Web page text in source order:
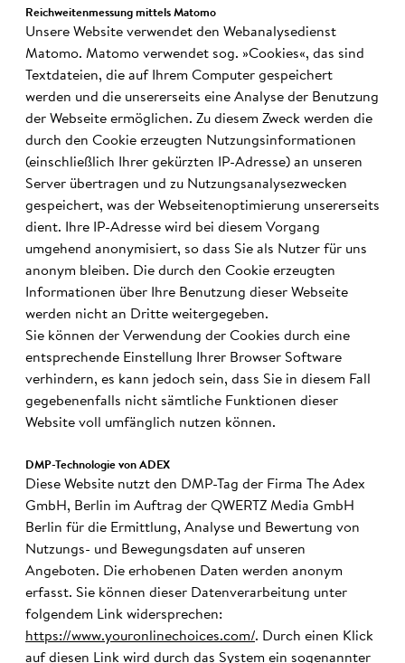
Reichweiten­messung mittels Matomo
Unsere Website verwendet den Webanalysedienst
Matomo. Matomo verwendet sog. »Cookies«, das sind
Textdateien, die auf Ihrem Computer gespeichert
werden und die unsererseits eine Analyse der Benutzung
der Webseite ermöglichen. Zu diesem Zweck werden die
durch den Cookie erzeugten Nutzungsinformationen
(einschließlich Ihrer gekürzten IP-Adresse) an unseren
Server übertragen und zu Nutzungsanalysezwecken
gespeichert, was der Webseitenoptimierung unsererseits
dient. Ihre IP-Adresse wird bei diesem Vorgang
umgehend anonymisiert, so dass Sie als Nutzer für uns
anonym bleiben. Die durch den Cookie erzeugten
Informationen über Ihre Benutzung dieser Webseite
werden nicht an Dritte weitergegeben.
Sie können der Verwendung der Cookies durch eine
entsprechende Einstellung Ihrer Browser Software
verhindern, es kann jedoch sein, dass Sie in diesem Fall
gegebenenfalls nicht sämtliche Funktionen dieser
Website voll umfänglich nutzen können.
DMP-Technologie von ADEX
Diese Website nutzt den DMP-Tag der Firma The Adex
GmbH, Berlin im Auftrag der QWERTZ Media GmbH
Berlin für die Ermittlung, Analyse und Bewertung von
Nutzungs- und Bewegungsdaten auf unseren
Angeboten. Die erhobenen Daten werden anonym
erfasst. Sie können dieser Datenverarbeitung unter
folgendem Link widersprechen:
https://www.youronlinechoices.com/. Durch einen Klick
auf diesen Link wird durch das System ein sogenannter